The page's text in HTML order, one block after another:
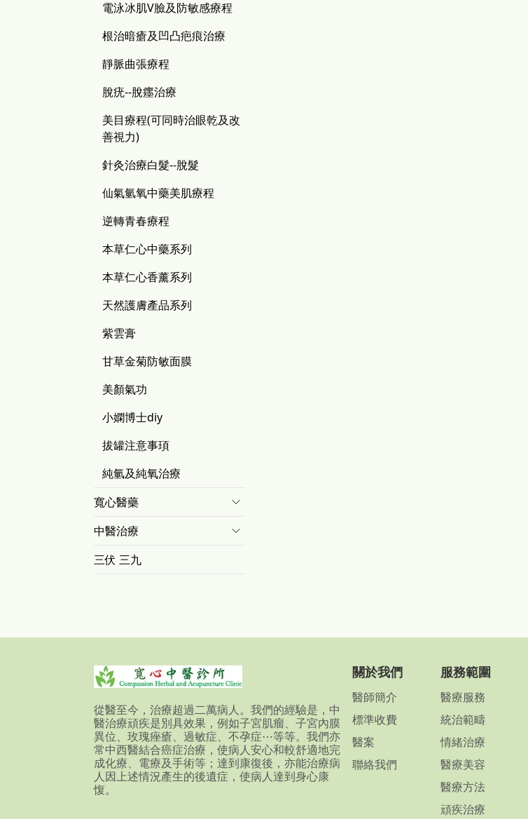
電泳冰肌V臉及防敏感療程
根治暗瘡及凹凸疤痕治療
靜脈曲張療程
脫疣--脫癦治療
美目療程(可同時治眼乾及改
善視力)
針灸治療白髮--脫髮
仙氣氫氧中藥美肌療程
逆轉青春療程
本草仁心中藥系列
本草仁心香薰系列
天然護膚產品系列
紫雲膏
甘草金菊防敏面膜
美顏氣功
小嫻博士diy
拔罐注意事頊
純氫及純氧治療
寬心醫藥
中醫治療
三伏 三九
從醫至今，治療超過二萬病人。我們的經驗是，中
醫治療頑疾是別具效果，例如子宮肌瘤、子宮內膜
異位、玫瑰痤瘡、過敏症、不孕症⋯等等。我們亦
常中西醫結合癌症治療，使病人安心和較舒適地完
成化療、電療及手術等；達到康復後，亦能治療病
人因上述情況產生的後遺症，使病人達到身心康
愎。
關於我們
醫師簡介
標準收費
醫案
聯絡我們
服務範圍
醫療服務
統治範疇
情緒治療
醫療美容
醫療方法
頑疾治療